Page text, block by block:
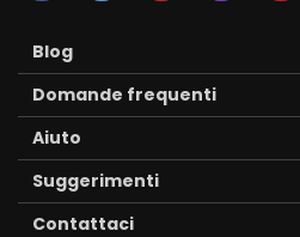
Blog
Domande frequenti
Aiuto
Suggerimenti
Contattaci